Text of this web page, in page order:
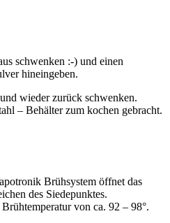
schwenken :-) und einen
hineingeben.
wieder zurück schwenken.
– Behälter zum kochen gebracht.
Brühsystem öffnet das
des Siedepunktes.
von ca. 92 – 98°.